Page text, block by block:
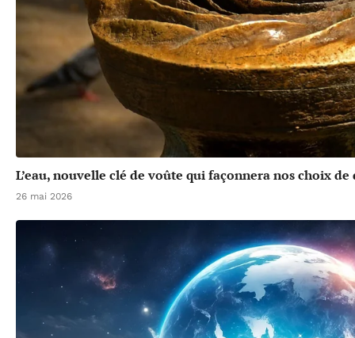
L’eau, nouvelle clé de voûte qui façonnera nos choix
26 mai 2026